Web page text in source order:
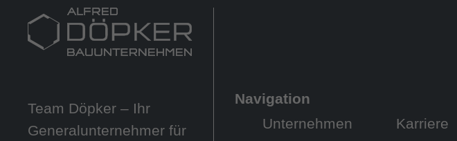
Team Döpker – Ihr
Generalunternehmer für
Navigation
Unternehmen
Karriere